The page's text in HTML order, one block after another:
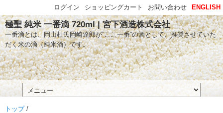
極聖 純米 一番滴 720ml | 宮下酒造株式会社
一番滴とは、岡山杜氏岡崎達郎が”ここ一番”の酒として、推奨させていた
だく米の滴（純米酒）です。
トップ/
ENGLISH
お問い合わせ
ショッピングカート
ログイン